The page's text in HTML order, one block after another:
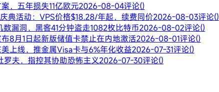
，五年损失11亿欧元2026-08-04评论()
典活动：VPS价格$18.28/年起，续费同价2026-08-03评论()
漏洞，黑客41分钟盗走1082枚比特币2026-08-02评论()
8月1日起新版储值卡禁止在内地激活2026-08-01评论()
上线，推金属Visa卡与6%年化收益2026-07-31评论()
夫，指控其协助恐怖主义2026-07-30评论()